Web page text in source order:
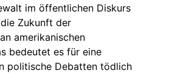
im öffentlichen Diskurs
Zukunft der
amerikanischen
bedeutet es für eine
politische Debatten tödlich